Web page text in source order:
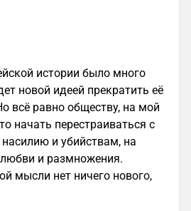
истории было много
новой идеей прекратить её
всё равно обществу, на мой
начать перестраиваться с
и убийствам, на
и размножения.
мысли нет ничего нового,